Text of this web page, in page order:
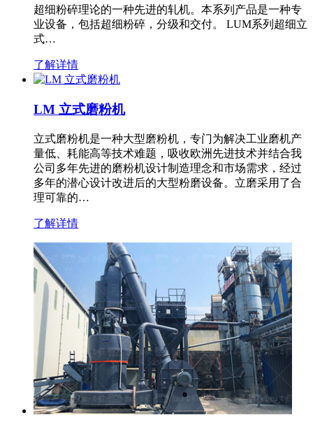
超细粉碎理论的一种先进的轧机。本系列产品是一种专
业设备，包括超细粉碎，分级和交付。 LUM系列超细立
式…
了解详情
LM 立式磨粉机
立式磨粉机是一种大型磨粉机，专门为解决工业磨机产
量低、耗能高等技术难题，吸收欧洲先进技术并结合我
公司多年先进的磨粉机设计制造理念和市场需求，经过
多年的潜心设计改进后的大型粉磨设备。立磨采用了合
理可靠的…
了解详情